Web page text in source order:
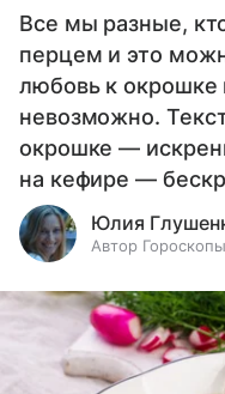
Все мы разные,
перцем и это
любовь к окрошке
невозможно.
окрошке —
на кефире —
Юлия
Автор